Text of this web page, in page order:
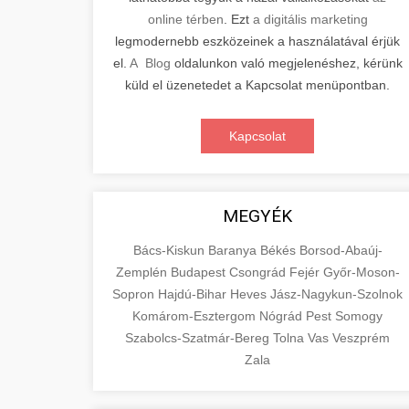
online térben . Ezt a digitális marketing
legmodernebb eszközeinek a használatával érjük
el. A Blog oldalunkon való megjelenéshez, kérünk
küld el üzenetedet a Kapcsolat menüpontban.
Kapcsolat
MEGYÉK
Bács-Kiskun Baranya Békés Borsod-Abaúj-
Zemplén Budapest Csongrád Fejér Győr-Moson-
Sopron Hajdú-Bihar Heves Jász-Nagykun-Szolnok
Komárom-Esztergom Nógrád Pest Somogy
Szabolcs-Szatmár-Bereg Tolna Vas Veszprém
Zala